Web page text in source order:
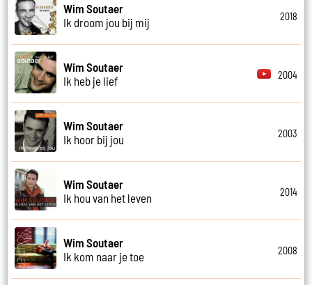
Wim Soutaer
Ik droom jou bij mij
2018
Wim Soutaer
Ik heb je lief
2004
Wim Soutaer
Ik hoor bij jou
2003
Wim Soutaer
Ik hou van het leven
2014
Wim Soutaer
Ik kom naar je toe
2008